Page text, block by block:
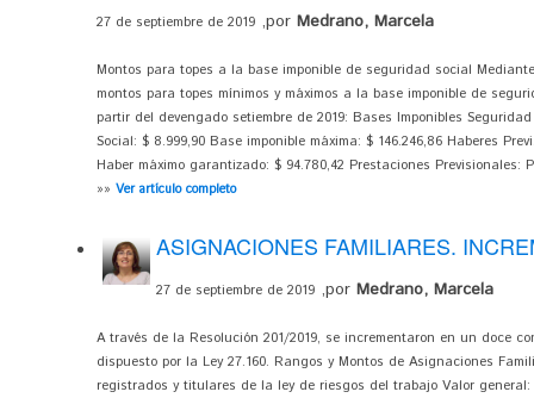
27 de septiembre de 2019 ,por Medrano, Marcela
Montos para topes a la base imponible de seguridad social
montos para topes mínimos y máximos a la base imponible de
partir del devengado setiembre de 2019: Bases Imponibles
Social: $ 8.999,90 Base imponible máxima: $ 146.246,86 Haberes
Haber máximo garantizado: $ 94.780,42 Prestaciones Previsionales:
»» Ver artículo completo
ASIGNACIONES FAMILIARES.
27 de septiembre de 2019 ,por Medrano, Marcela
A través de la Resolución 201/2019, se incrementaron en un doce
dispuesto por la Ley 27.160. Rangos y Montos de Asignaciones
registrados y titulares de la ley de riesgos del trabajo Valor